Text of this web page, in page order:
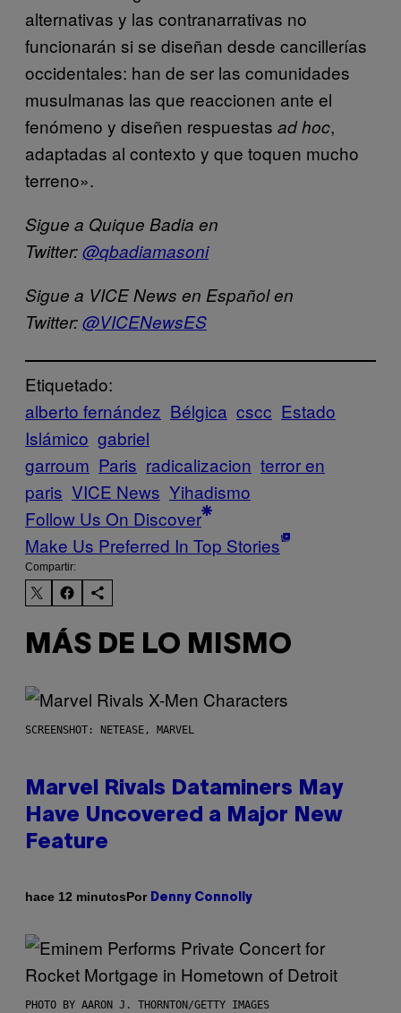
alternativas y las contranarrativas no
funcionarán si se diseñan desde cancillerías
occidentales: han de ser las comunidades
musulmanas las que reaccionen ante el
fenómeno y diseñen respuestas ad hoc,
adaptadas al contexto y que toquen mucho
terreno».
Sigue a Quique Badia en
Twitter:@qbadiamasoni
Sigue a VICE News en Español en
Twitter:@VICENewsES
Etiquetado:
alberto fernández Bélgica cscc Estado
Islámico gabriel
garroum Paris radicalizacion terror en
paris VICE News Yihadismo
Follow Us On Discover
Make Us Preferred In Top Stories
Compartir:
MÁS DE LO MISMO
SCREENSHOT: NETEASE, MARVEL
Marvel Rivals Dataminers May
Have Uncovered a Major New
Feature
hace 12 minutosPor Denny Connolly
PHOTO BY AARON J. THORNTON/GETTY IMAGES